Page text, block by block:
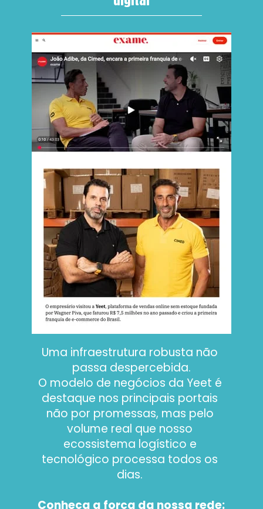
Uma infraestrutura robusta não
passa despercebida.
O modelo de negócios da Yeet é
destaque nos principais portais
não por promessas, mas pelo
volume real que nosso
ecossistema logístico e
tecnológico processa todos os
dias.
Conheça a força da nossa rede: